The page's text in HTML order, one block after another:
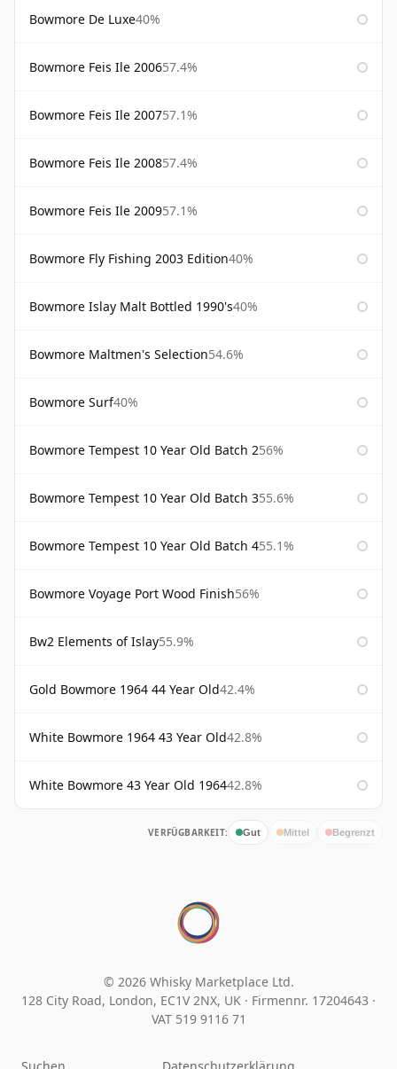
Bowmore De Luxe40%
Bowmore Feis Ile 200657.4%
Bowmore Feis Ile 200757.1%
Bowmore Feis Ile 200857.4%
Bowmore Feis Ile 200957.1%
Bowmore Fly Fishing 2003 Edition40%
Bowmore Islay Malt Bottled 1990's40%
Bowmore Maltmen's Selection54.6%
Bowmore Surf40%
Bowmore Tempest 10 Year Old Batch 256%
Bowmore Tempest 10 Year Old Batch 355.6%
Bowmore Tempest 10 Year Old Batch 455.1%
Bowmore Voyage Port Wood Finish56%
Bw2 Elements of Islay55.9%
Gold Bowmore 1964 44 Year Old42.4%
White Bowmore 1964 43 Year Old42.8%
White Bowmore 43 Year Old 196442.8%
VERFÜGBARKEIT: Gut Mittel Begrenzt
© 2026 Whisky Marketplace Ltd.
128 City Road, London, EC1V 2NX, UK · Firmennr. 17204643 ·
VAT 519 9116 71